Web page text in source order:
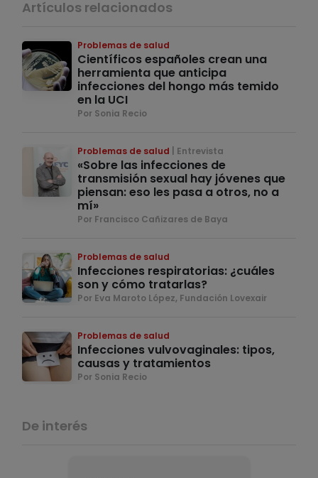
Artículos relacionados
Problemas de salud
Científicos españoles crean una
herramienta que anticipa
infecciones del hongo más temido
en la UCI
Por Sonia Recio
Problemas de salud Entrevista
«Sobre las infecciones de
transmisión sexual hay jóvenes que
piensan: eso les pasa a otros, no a
mí»
Por Francisco Cañizares de Baya
Problemas de salud
Infecciones respiratorias: ¿cuáles
son y cómo tratarlas?
Por Eva Maroto López, Fundación Lovexair
Problemas de salud
Infecciones vulvovaginales: tipos,
causas y tratamientos
Por Sonia Recio
De interés